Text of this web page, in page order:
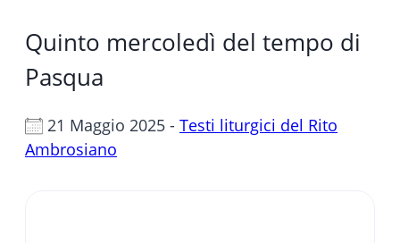
Quinto mercoledì del tempo di
Pasqua
21 Maggio 2025 - Testi liturgici del Rito
Ambrosiano